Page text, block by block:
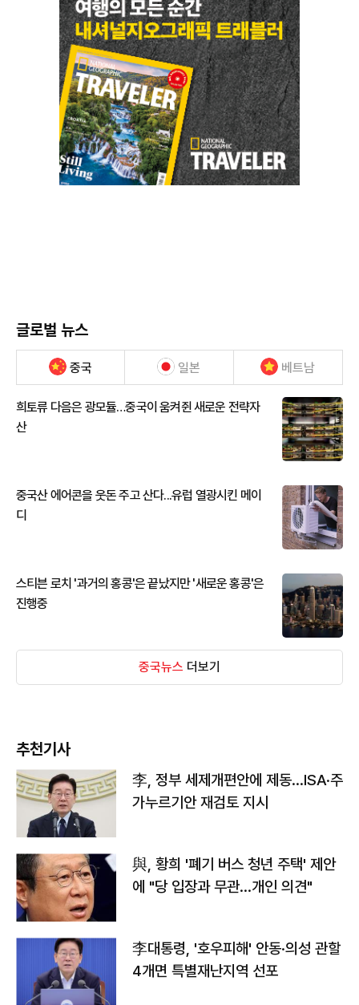
글로벌 뉴스
중국 일본 베트남
희토류 다음은 광모듈…중국이 움켜쥔 새로운 전략자
산
중국산 에어콘을 웃돈 주고 산다...유럽 열광시킨 메이
디
스티븐 로치 '과거의 홍콩'은 끝났지만 '새로운 홍콩'은
진행중
중국뉴스 더보기
추천기사
李, 정부 세제개편안에 제동…ISA·주
가누르기안 재검토 지시
與, 황희 '폐기 버스 청년 주택' 제안
에 "당 입장과 무관…개인 의견"
李대통령, '호우피해' 안동·의성 관할
4개면 특별재난지역 선포